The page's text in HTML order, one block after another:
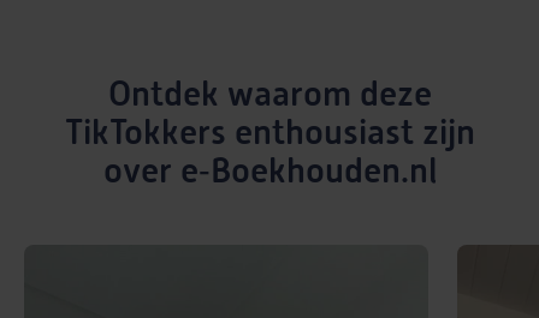
Ontdek waarom deze
TikTokkers enthousiast zijn
over e‑Boekhouden.nl